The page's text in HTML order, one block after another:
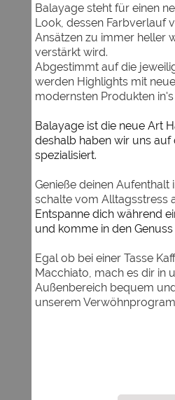
Balayage steht für einen
Look, dessen Farbverlauf
Ansätzen zu immer heller
verstärkt wird.
Abgestimmt auf die
werden Highlights mit
modernsten Produkten
Balayage ist die neue Art
deshalb haben wir uns auf
spezialisiert.
Genieße deinen Aufenthalt
schalte vom Alltagsstress
Entspanne dich während
und komme in den
Egal ob bei einer Tasse
Macchiato, mach es dir in
Außenbereich bequem
unserem